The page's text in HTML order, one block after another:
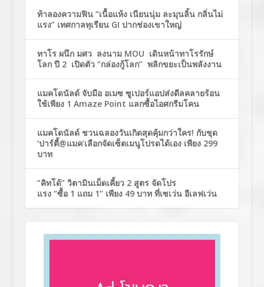
ท้าลองความฟิน “เนื้อแห้ง เนียนนุ่ม ละมุนลิ้น กลิ่นไม่
แรง” เทศกาลทุเรียน GI ปากช่องเขาใหญ่
ทาโร ผนึก มศว ลงนาม MOU เดินหน้าทาโรรักษ์
โลก ปี 2 เปิดตัว “กล่องกู้โลก” พลิกขยะเป็นพลังงาน
แมคโดนัลด์ จับมือ อเมซ ซูเปอร์แอปส่งดีลคลายร้อน
ใช้เพียง 1 Amaze Point แลกซื้อไอศกรีมโคน
แมคโดนัลด์ ชวนฉลองวันเกิดสุดคุ้มกว่าใคร! กับชุด
‘ปาร์ตี้@แมค’เลือกจัดเซ็ตเมนูโปรดได้เอง เพียง 299
บาท
“คิทโด้” วิตามินเม็ดเคี้ยว 2 สูตร จัดโปร
แรง “ซื้อ 1 แถม 1” เพียง 49 บาท ที่เซเว่น อีเลฟเว่น